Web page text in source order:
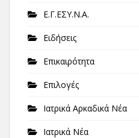
Ε.Γ.ΕΣΥ.Ν.Α.
Ειδήσεις
Επικαιρότητα
Επιλογές
Ιατρικά Αρκαδικά Νέα
Ιατρικά Νέα